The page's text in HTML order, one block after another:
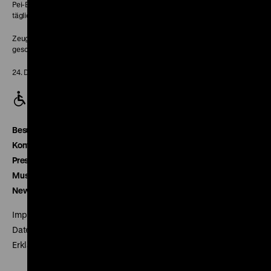
Pei-Bau:
täglich 10-18 Uhr
Zeughaus:
geschlossen
24. Dezember geschlossen
Besucherservice
Kontakt
Presse
Museumsverein
Newsletter
Impressum
Datenschutz
Erklärung digitale Barrierefreiheit